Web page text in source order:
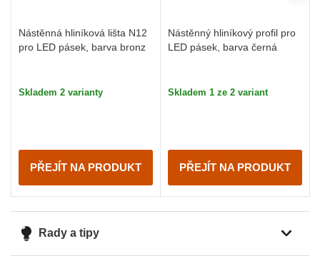
Nástěnná hliníková lišta N12
pro LED pásek, barva bronz
Skladem 2 varianty
PŘEJÍT NA PRODUKT
Nástěnný hliníkový profil pro
LED pásek, barva černá
Skladem 1 ze 2 variant
PŘEJÍT NA PRODUKT
Rady a tipy